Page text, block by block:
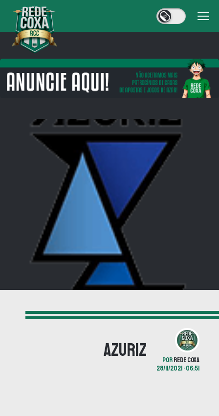
Azuriz PORREDE COXA
28/11/2021 • 06:51